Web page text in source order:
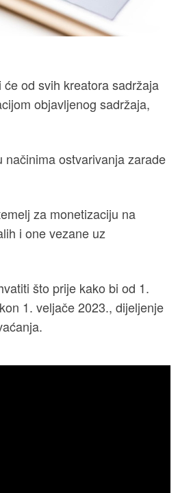
od svih kreatora sadržaja
objavljenog sadržaja,
ostvarivanja zarade
za monetizaciju na
i one vezane uz
što prije kako bi od 1.
1. veljače 2023., dijeljenje